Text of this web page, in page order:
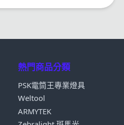
熱門商品分類
PSK電筒王專業燈具
Weltool
ARMYTEK